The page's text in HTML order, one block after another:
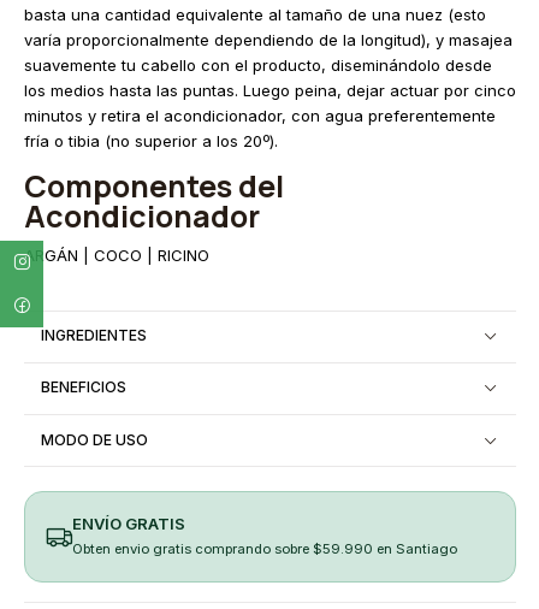
basta una cantidad equivalente al tamaño de una nuez (esto
varía proporcionalmente dependiendo de la longitud), y masajea
suavemente tu cabello con el producto, diseminándolo desde
los medios hasta las puntas. Luego peina, dejar actuar por cinco
minutos y retira el acondicionador, con agua preferentemente
fría o tibia (no superior a los 20º).
Componentes del
Acondicionador
ARGÁN | COCO | RICINO
INGREDIENTES
BENEFICIOS
MODO DE USO
ENVÍO GRATIS
Obten envio gratis comprando sobre $59.990 en Santiago